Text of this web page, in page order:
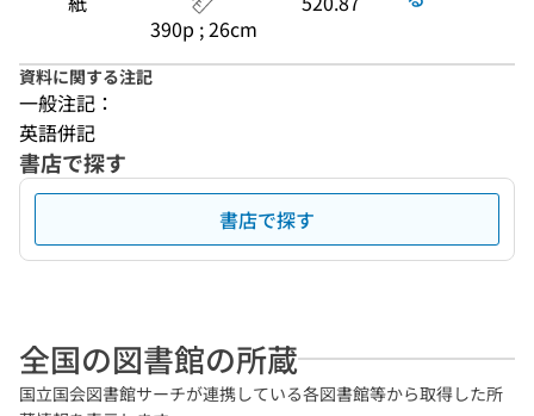
390p ; 26cm
資料に関する注記
一般注記：
英語併記
書店で探す
書店で探す
全国の図書館の所蔵
国立国会図書館サーチが連携している各図書館等から取得した所